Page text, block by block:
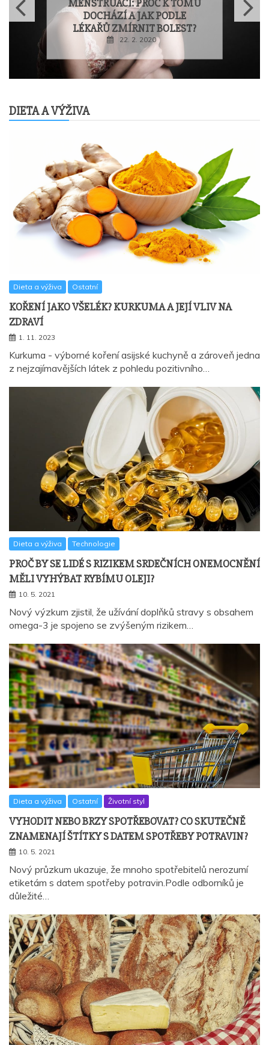
HODNOCENÍ ZÁVAŽNOSTI
LYMFEDÉMU
SOUVISEJÍCÍHO S
RAKOVINOU PRSU
22. 2. 2020
DIETA A VÝŽIVA
Dieta a výživa Ostatní
KOŘENÍ JAKO VŠELÉK? KURKUMA A JEJÍ VLIV NA
ZDRAVÍ
1. 11. 2023
Kurkuma - výborné koření asijské kuchyně a zároveň jedna
z nejzajímavějších látek z pohledu pozitivního…
Dieta a výživa Technologie
PROČ BY SE LIDÉ S RIZIKEM SRDEČNÍCH ONEMOCNĚNÍ
MĚLI VYHÝBAT RYBÍMU OLEJI?
10. 5. 2021
Nový výzkum zjistil, že užívání doplňků stravy s obsahem
omega-3 je spojeno se zvýšeným rizikem…
Dieta a výživa Ostatní Životní styl
VYHODIT NEBO BRZY SPOTŘEBOVAT? CO SKUTEČNĚ
ZNAMENAJÍ ŠTÍTKY S DATEM SPOTŘEBY POTRAVIN?
10. 5. 2021
Nový průzkum ukazuje, že mnoho spotřebitelů nerozumí
etiketám s datem spotřeby potravin.Podle odborníků je
důležité…